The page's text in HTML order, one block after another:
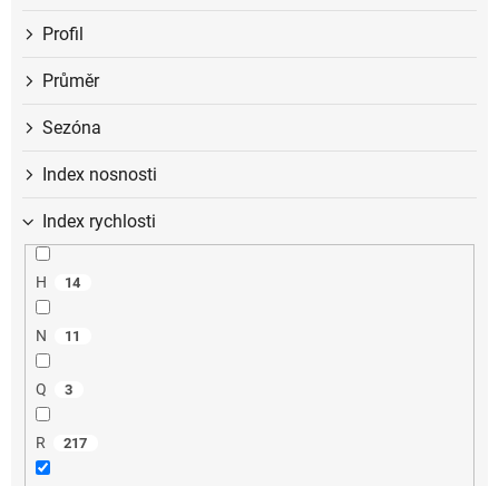
Profil
Průměr
Sezóna
Index nosnosti
Index rychlosti
H 14
N 11
Q 3
R 217